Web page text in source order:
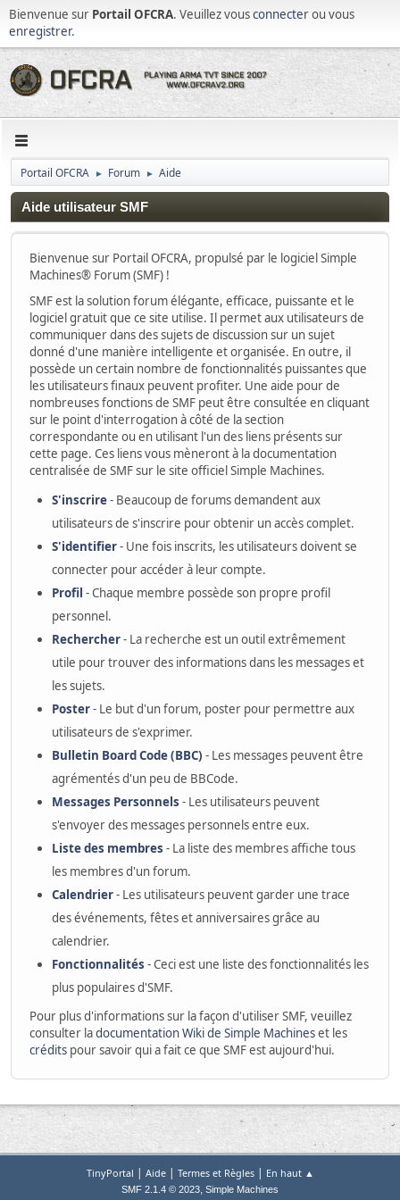
Bienvenue sur Portail OFCRA. Veuillez vousconnecterou vous
enregistrer.
Portail OFCRA ► Forum ► Aide
Aide utilisateur SMF
Bienvenue sur Portail OFCRA, propulsé par le logiciel Simple
Machines® Forum (SMF) !
SMF est la solution forum élégante, efficace, puissante et le
logiciel gratuit que ce site utilise. Il permet aux utilisateurs de
communiquer dans des sujets de discussion sur un sujet
donné d'une manière intelligente et organisée. En outre, il
possède un certain nombre de fonctionnalités puissantes que
les utilisateurs finaux peuvent profiter. Une aide pour de
nombreuses fonctions de SMF peut être consultée en cliquant
sur le point d'interrogation à côté de la section
correspondante ou en utilisant l'un des liens présents sur
cette page. Ces liens vous mèneront à la documentation
centralisée de SMF sur le site officiel Simple Machines.
S'inscrire- Beaucoup de forums demandent aux
utilisateurs de s'inscrire pour obtenir un accès complet.
S'identifier- Une fois inscrits, les utilisateurs doivent se
connecter pour accéder à leur compte.
Profil - Chaque membre possède son propre profil
personnel.
Rechercher- La recherche est un outil extrêmement
utile pour trouver des informations dans les messages et
les sujets.
Poster- Le but d'un forum, poster pour permettre aux
utilisateurs de s'exprimer.
Bulletin Board Code (BBC) - Les messages peuvent être
agrémentés d'un peu de BBCode.
Messages Personnels - Les utilisateurs peuvent
s'envoyer des messages personnels entre eux.
Liste des membres - La liste des membres affiche tous
les membres d'un forum.
Calendrier- Les utilisateurs peuvent garder une trace
des événements, fêtes et anniversaires grâce au
calendrier.
Fonctionnalités - Ceci est une liste des fonctionnalités les
plus populaires d'SMF.
Pour plus d'informations sur la façon d'utiliser SMF, veuillez
consulter ladocumentation Wiki de Simple Machineset les
crédits pour savoir qui a fait ce que SMF est aujourd'hui.
TinyPortal | Aide| Termes et Règles| En haut ▲
SMF 2.1.4 © 2023, Simple Machines